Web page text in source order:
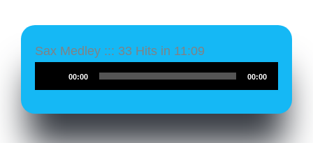
Sax Medley ::: 33 Hits in 11:09
Audio-00:00 00:00